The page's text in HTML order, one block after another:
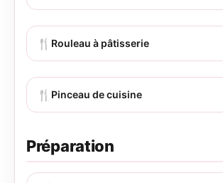
🍴 Rouleau à pâtisserie
🍴 Pinceau de cuisine
Préparation